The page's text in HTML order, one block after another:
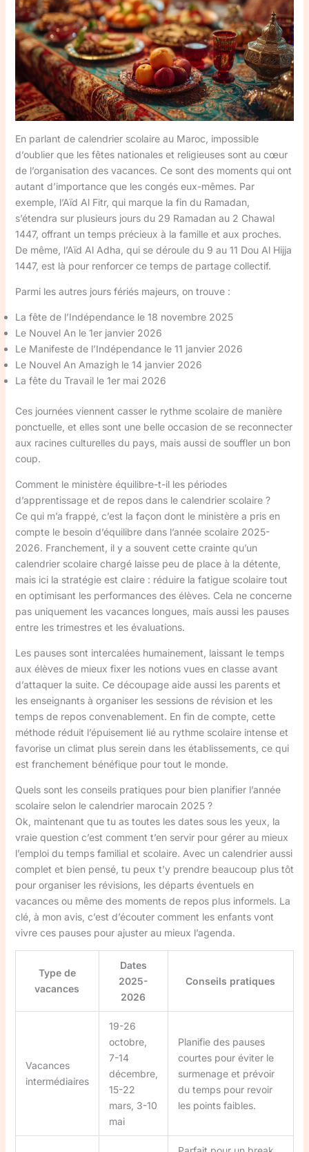
En parlant de calendrier scolaire au Maroc, impossible
d’oublier que les fêtes nationales et religieuses sont au cœur
de l’organisation des vacances. Ce sont des moments qui ont
autant d’importance que les congés eux-mêmes. Par
exemple, l’Aïd Al Fitr, qui marque la fin du Ramadan,
s’étendra sur plusieurs jours du 29 Ramadan au 2 Chawal
1447, offrant un temps précieux à la famille et aux proches.
De même, l’Aïd Al Adha, qui se déroule du 9 au 11 Dou Al Hijja
1447, est là pour renforcer ce temps de partage collectif.
Parmi les autres jours fériés majeurs, on trouve :
La fête de l’Indépendance le 18 novembre 2025
Le Nouvel An le 1er janvier 2026
Le Manifeste de l’Indépendance le 11 janvier 2026
Le Nouvel An Amazigh le 14 janvier 2026
La fête du Travail le 1er mai 2026
Ces journées viennent casser le rythme scolaire de manière
ponctuelle, et elles sont une belle occasion de se reconnecter
aux racines culturelles du pays, mais aussi de souffler un bon
coup.
Comment le ministère équilibre-t-il les périodes
d’apprentissage et de repos dans le calendrier scolaire ?
Ce qui m’a frappé, c’est la façon dont le ministère a pris en
compte le besoin d’équilibre dans l’année scolaire 2025-
2026. Franchement, il y a souvent cette crainte qu’un
calendrier scolaire chargé laisse peu de place à la détente,
mais ici la stratégie est claire : réduire la fatigue scolaire tout
en optimisant les performances des élèves. Cela ne concerne
pas uniquement les vacances longues, mais aussi les pauses
entre les trimestres et les évaluations.
Les pauses sont intercalées humainement, laissant le temps
aux élèves de mieux fixer les notions vues en classe avant
d’attaquer la suite. Ce découpage aide aussi les parents et
les enseignants à organiser les sessions de révision et les
temps de repos convenablement. En fin de compte, cette
méthode réduit l’épuisement lié au rythme scolaire intense et
favorise un climat plus serein dans les établissements, ce qui
est franchement bénéfique pour tout le monde.
Quels sont les conseils pratiques pour bien planifier l’année
scolaire selon le calendrier marocain 2025 ?
Ok, maintenant que tu as toutes les dates sous les yeux, la
vraie question c’est comment t’en servir pour gérer au mieux
l’emploi du temps familial et scolaire. Avec un calendrier aussi
complet et bien pensé, tu peux t’y prendre beaucoup plus tôt
pour organiser les révisions, les départs éventuels en
vacances ou même des moments de repos plus informels. La
clé, à mon avis, c’est d’écouter comment les enfants vont
vivre ces pauses pour ajuster au mieux l’agenda.
Type de
vacances
Dates
2025-
2026
Conseils pratiques
Vacances
intermédiaires
19-26
octobre,
7-14
décembre,
15-22
mars, 3-10
mai
Planifie des pauses
courtes pour éviter le
surmenage et prévoir
du temps pour revoir
les points faibles.